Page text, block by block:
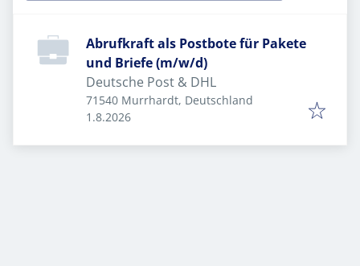
Abrufkraft als Postbote für Pakete
und Briefe (m/w/d)
Deutsche Post & DHL
71540 Murrhardt, Deutschland
Veröffentlicht
1.8.2026